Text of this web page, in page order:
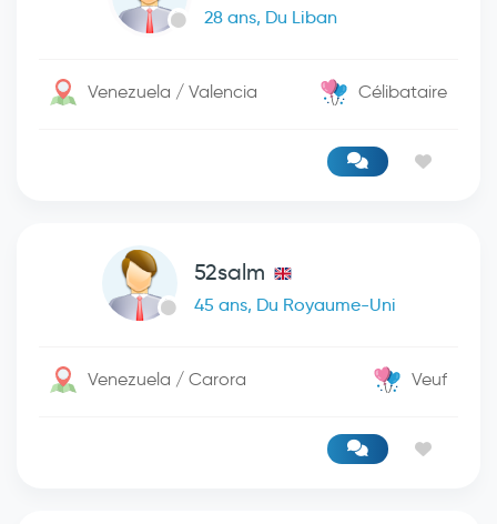
28 ans, Du Liban
Venezuela / Valencia Célibataire
52salm
45 ans, Du Royaume-Uni
Venezuela / Carora Veuf